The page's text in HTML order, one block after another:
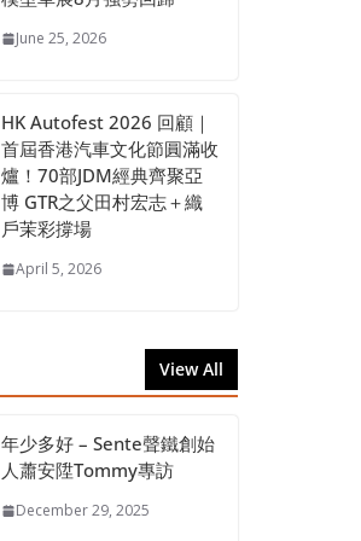
June 25, 2026
HK Autofest 2026 回顧｜
首屆香港汽車文化節圓滿收
爐！70部JDM經典齊聚亞
博 GTR之父田村宏志＋織
戶茉彩撐場
April 5, 2026
View All
年少多好 – Sente聲鐵創始
人蕭安陞Tommy專訪
December 29, 2025